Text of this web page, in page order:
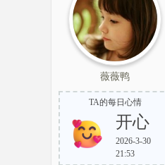
薇薇鸭
TA的每日心情
开心
2026-3-30
21:53